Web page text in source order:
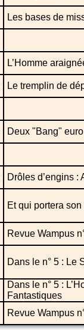
Les bases de
L’Homme
Le tremplin de
Deux "Bang"
Drôles d’engins :
Et qui portera
Revue Wampus
Dans le n° 5 : Le
Dans le n° 5 :
Fantastiques
Revue Wampus